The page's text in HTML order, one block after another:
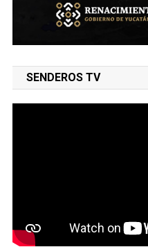
SENDEROS TV